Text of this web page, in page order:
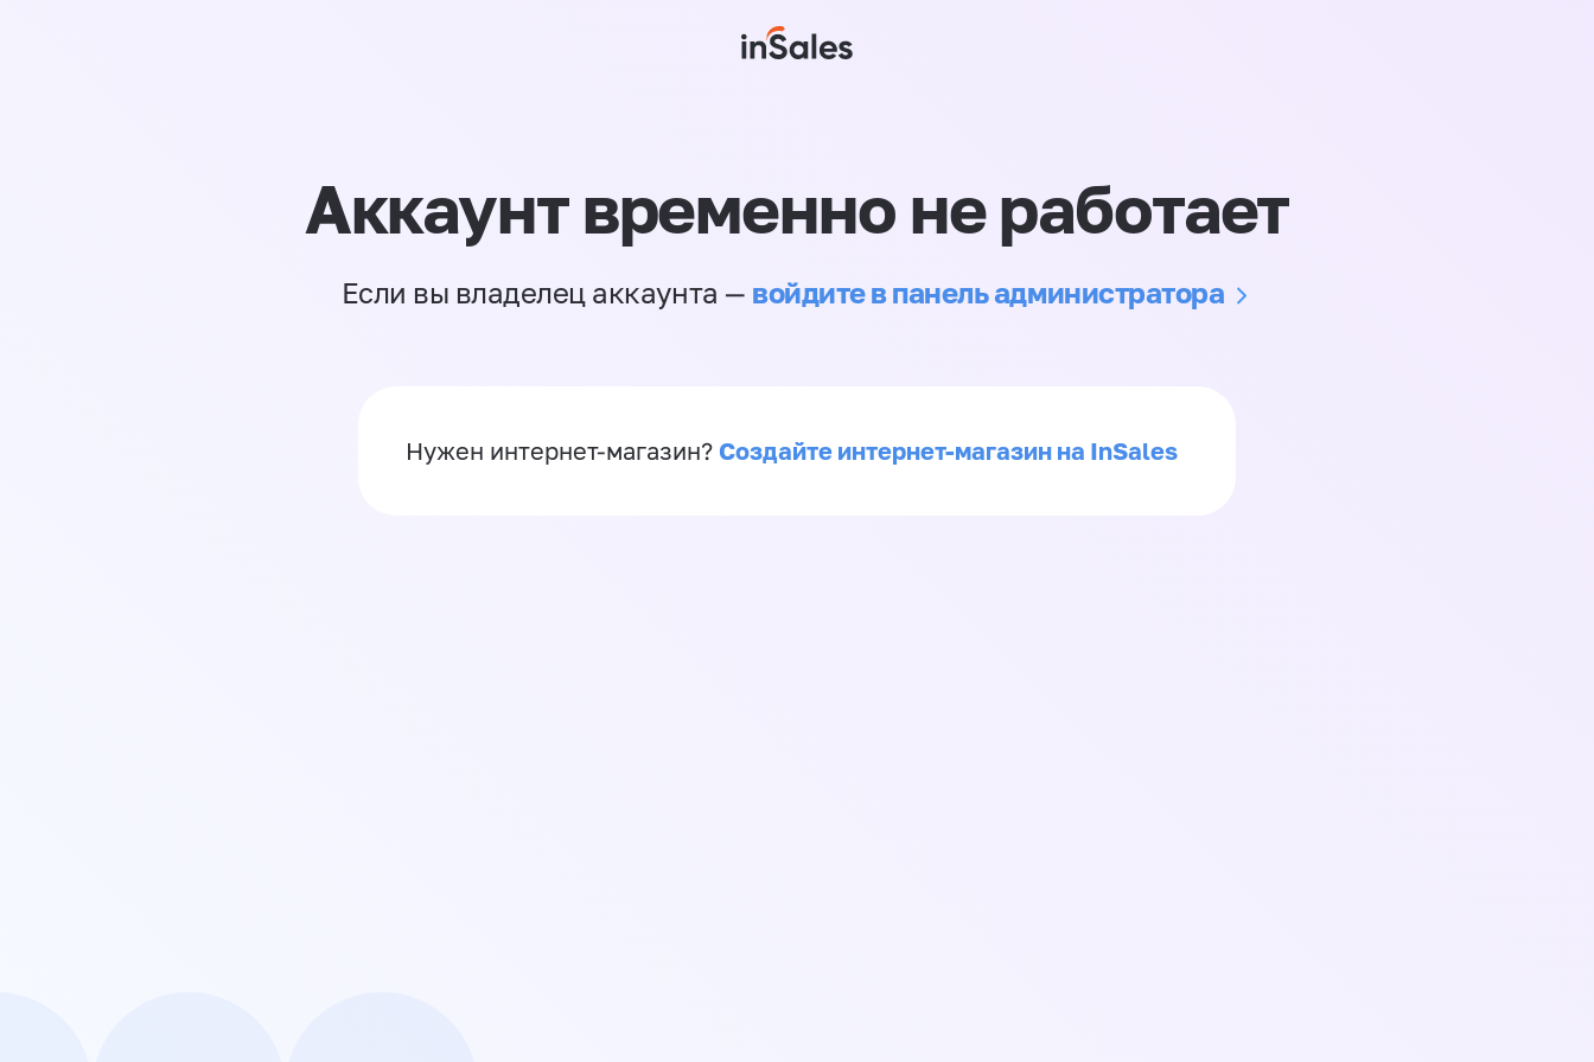
Аккаунт временно не работает
Если вы владелец аккаунта — войдите в панель администратора
Нужен интернет-магазин? Создайте интернет-магазин на InSales